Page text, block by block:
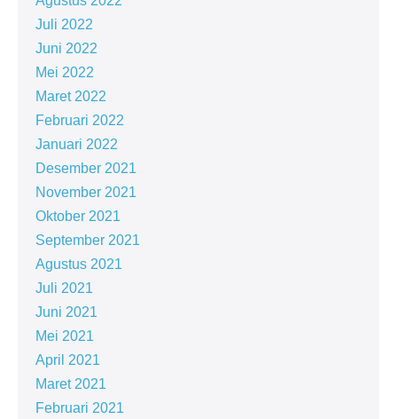
Juli 2022
Juni 2022
Mei 2022
Maret 2022
Februari 2022
Januari 2022
Desember 2021
November 2021
Oktober 2021
September 2021
Agustus 2021
Juli 2021
Juni 2021
Mei 2021
April 2021
Maret 2021
Februari 2021